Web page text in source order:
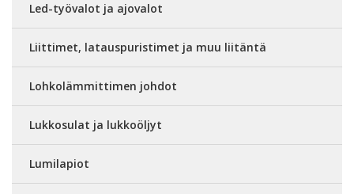
Led-työvalot ja ajovalot
Liittimet, latauspuristimet ja muu liitäntä
Lohkolämmittimen johdot
Lukkosulat ja lukkoöljyt
Lumilapiot